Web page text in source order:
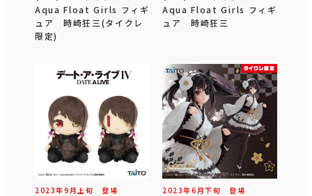
Aqua Float Girls フィギ
ュア 時崎狂三(タイクレ
限定)
Aqua Float Girls フィギ
ュア 時崎狂三
2023年9 月 上旬 登場 2023年6 月下旬 登場